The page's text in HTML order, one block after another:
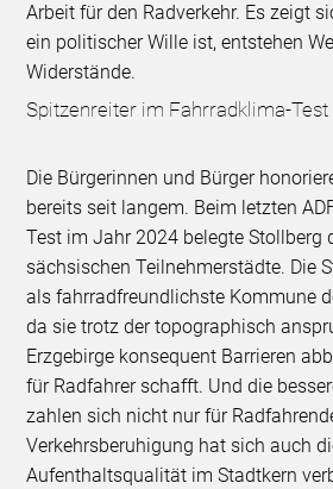
Arbeit für den Radverkehr. Es zeigt
ein politischer Wille ist, entstehen
Widerstände.
Spitzenreiter im Fahrradklima-Test
Die Bürgerinnen und Bürger
bereits seit langem. Beim letzten
Test im Jahr 2024 belegte Stollberg
sächsischen Teilnehmerstädte. Die
als fahrradfreundlichste Kommune
da sie trotz der topographisch
Erzgebirge konsequent Barrieren
für Radfahrer schafft. Und die
zahlen sich nicht nur für
Verkehrsberuhigung hat sich auch
Aufenthaltsqualität im Stadtkern